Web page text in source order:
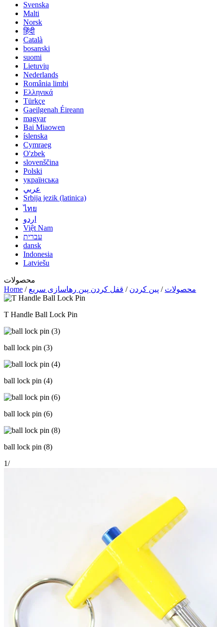
Svenska
Malti
Norsk
हिंदी
Català
bosanski
suomi
Lietuvių
Nederlands
România limbi
Ελληνικά
Türkçe
Gaeilgenah Éireann
magyar
Bai Miaowen
íslenska
Cymraeg
O'zbek
slovenščina
Polski
українська
عربي
Srbija jezik (latinica)
ไทย
اردو
Việt Nam
עברית
dansk
Indonesia
Latviešu
محصولات
Home / محصولات / پین کردن / قفل کردن پین رهاسازی سریع
T Handle Ball Lock Pin
ball lock pin (3)
ball lock pin (4)
ball lock pin (6)
ball lock pin (8)
1/